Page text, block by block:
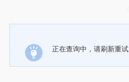
正在查询中，请刷新重试